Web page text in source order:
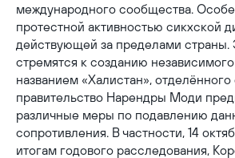
международного сообщества.
протестной активностью сикхской
действующей за пределами страны.
стремятся к созданию
названием «Халистан»,
правительство Нарендры Моди
различные меры по подавлению
сопротивления. В частности, 14
итогам годового расследования,